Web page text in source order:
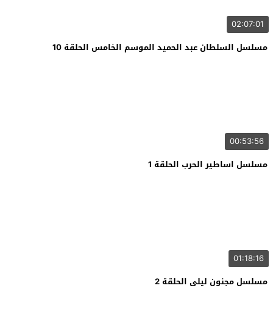
02:07:01
مسلسل السلطان عبد الحميد الموسم الخامس الحلقة 10
00:53:56
مسلسل اساطير الحرب الحلقة 1
01:18:16
مسلسل مجنون ليلى الحلقة 2